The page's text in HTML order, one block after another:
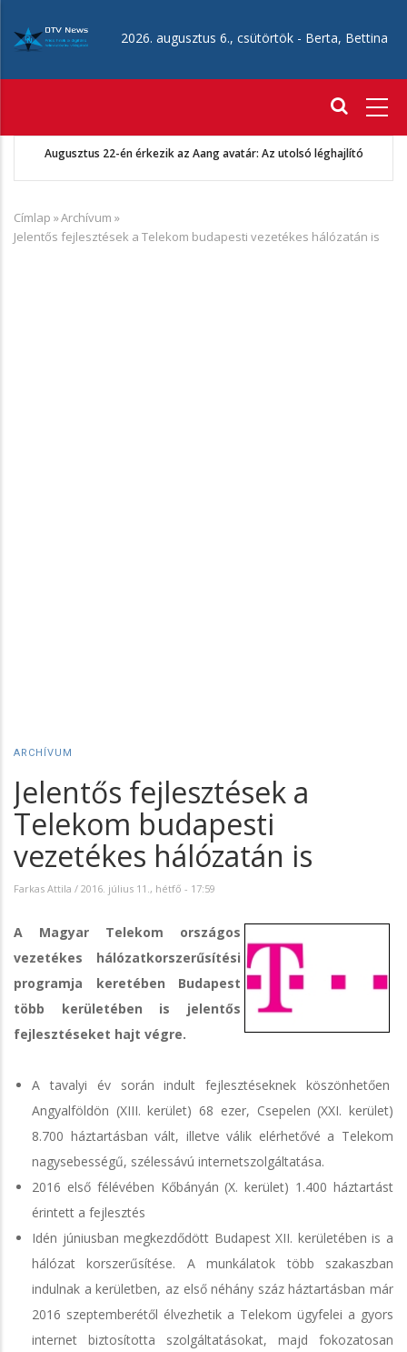
tartalomra
2026. augusztus 6., csütörtök - Berta, Bettina
Augusztus 22-én érkezik az Aang avatár: Az utolsó léghajlító
Morzsa
Címlap »Archívum »
Jelentős fejlesztések a Telekom budapesti vezetékes hálózatán is
ARCHÍVUM
Jelentős fejlesztések a
Telekom budapesti
vezetékes hálózatán is
Farkas Attila / 2016. július 11., hétfő - 17:59
A Magyar Telekom országos
vezetékes hálózatkorszerűsítési
programja keretében Budapest
több kerületében is jelentős
fejlesztéseket hajt végre.
A tavalyi év során indult fejlesztéseknek köszönhetően
Angyalföldön (XIII. kerület) 68 ezer, Csepelen (XXI. kerület)
8.700 háztartásban vált, illetve válik elérhetővé a Telekom
nagysebességű, szélessávú internetszolgáltatása.
2016 első félévében Kőbányán (X. kerület) 1.400 háztartást
érintett a fejlesztés
Idén júniusban megkezdődött Budapest XII. kerületében is a
hálózat korszerűsítése. A munkálatok több szakaszban
indulnak a kerületben, az első néhány száz háztartásban már
2016 szeptemberétől élvezhetik a Telekom ügyfelei a gyors
internet biztosította szolgáltatásokat, majd fokozatosan